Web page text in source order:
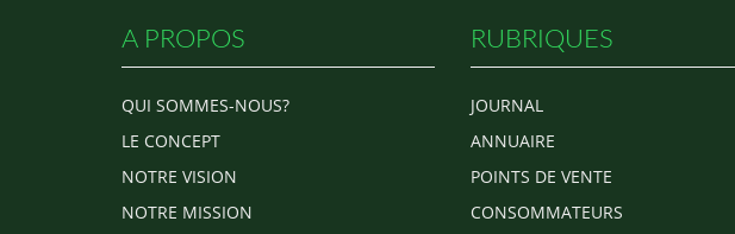
A PROPOS
QUI SOMMES-NOUS?
LE CONCEPT
NOTRE VISION
NOTRE MISSION
RUBRIQUES
JOURNAL
ANNUAIRE
POINTS DE VENTE
CONSOMMATEURS